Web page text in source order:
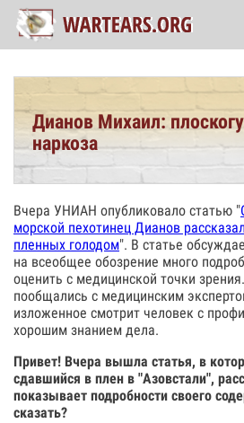
Дианов Михаил:
наркоза
Вчера УНИАН опубликовало статью "
морской пехотинец Дианов
пленных голодом". В статье
на всеобщее обозрение много
оценить с медицинской точки
пообщались с медицинским
изложенное смотрит человек с
хорошим знанием дела.
Привет! Вчера вышла статья, в
сдавшийся в плен в "Азовстали",
показывает подробности своего
сказать?